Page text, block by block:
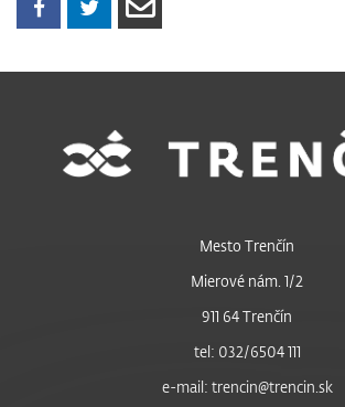
Mesto Trenčín
Mierové nám. 1/2
911 64 Trenčín
tel: 032/6504 111
e-mail: trencin@trencin.sk